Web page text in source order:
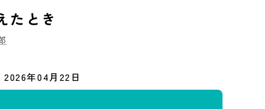
たとき
2026年04月22日